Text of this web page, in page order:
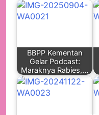
BBPP Kementan
Gelar Podcast:
Maraknya Rabies,…